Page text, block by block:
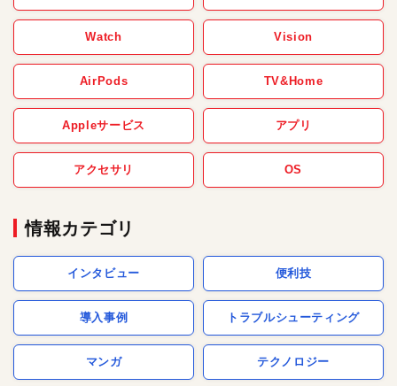
Watch Vision
AirPods TV&Home
Appleサービス アプリ
アクセサリ OS
情報カテゴリ
インタビュー 便利技
導入事例 トラブルシューティング
マンガ テクノロジー